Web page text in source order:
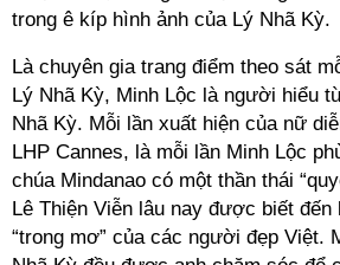
trong ê kíp hình ảnh của Lý Nhã Kỳ.
Là chuyên gia trang điểm theo sát
Lý Nhã Kỳ, Minh Lộc là người hiểu
Nhã Kỳ. Mỗi lần xuất hiện của nữ
LHP Cannes, là mỗi lần Minh Lộc
chúa Mindanao có một thần thái
Lê Thiện Viễn lâu nay được biết đến
“trong mơ” của các người đẹp Việt.